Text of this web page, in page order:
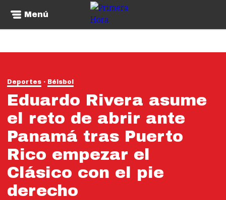
Menú
Deportes Béisbol
Eduardo Rivera asume
el reto de abrir ante
Panamá tras Puerto
Rico empezar el
Clásico con el pie
derecho